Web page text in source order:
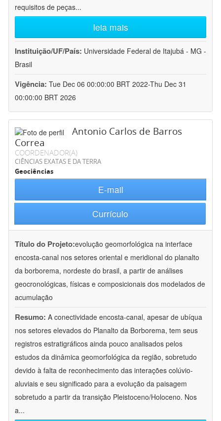
requisitos de peças...
leia mais
Instituição/UF/País: Universidade Federal de Itajubá - MG -
Brasil
Vigência: Tue Dec 06 00:00:00 BRT 2022-Thu Dec 31
00:00:00 BRT 2026
Antonio Carlos de Barros
Correa
COORDENADOR(A)
CIÊNCIAS EXATAS E DA TERRA
Geociências
E-mail
Currículo
Título do Projeto:evolução geomorfológica na interface
encosta-canal nos setores oriental e meridional do planalto
da borborema, nordeste do brasil, a partir de análises
geocronológicas, físicas e composicionais dos modelados de
acumulação
Resumo: A conectividade encosta-canal, apesar de ubíqua
nos setores elevados do Planalto da Borborema, tem seus
registros estratigráficos ainda pouco analisados pelos
estudos da dinâmica geomorfológica da região, sobretudo
devido à falta de reconhecimento das interações colúvio-
aluviais e seu significado para a evolução da paisagem
sobretudo a partir da transição Pleistoceno/Holoceno. Nos
a...